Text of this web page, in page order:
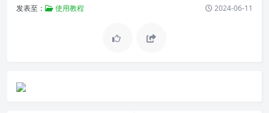
发表至： 使用教程 2024-06-11